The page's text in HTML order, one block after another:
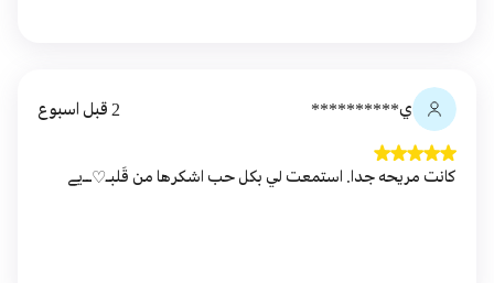
ي********** 2 قبل اسبوع
كانت مريحه جدا. استمعت لي بكل حب اشكرها من قَلبـ♡ــيے